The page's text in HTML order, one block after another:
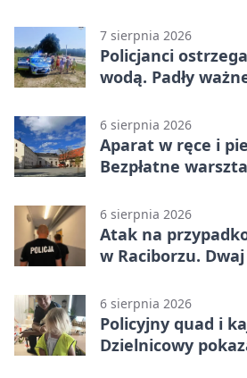
7 sierpnia 2026
Policjanci
wodą. Padły
6 sierpnia 2026
Aparat w ręce i
Bezpłatne
6 sierpnia 2026
Atak na
w Raciborzu.
6 sierpnia 2026
Policyjny quad i
Dzielnicowy